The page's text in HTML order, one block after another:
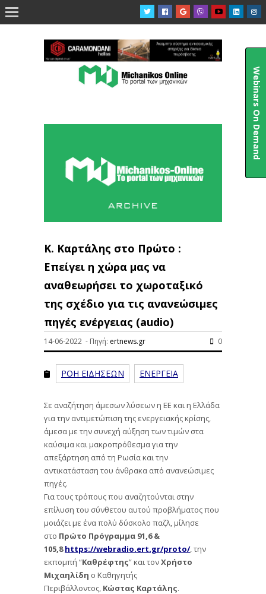

Κ. Καρτάλης στο Πρώτο :
Επείγει η χώρα μας να
αναθεωρήσει το χωροταξικό
της σχέδιο για τις ανανεώσιμες
πηγές ενέργειας (audio)
14-06-2022 - Πηγή: ertnews.gr 0
ΡΟΗ ΕΙΔΗΣΕΩΝ ΕΝΕΡΓΕΙΑ
Σε αναζήτηση άμεσων λύσεων η ΕΕ και η Ελλάδα
για την αντιμετώπιση της ενεργειακής κρίσης,
άμεσα με την συνεχή αύξηση των τιμών στα
καύσιμα και μακροπρόθεσμα για την
απεξάρτηση από τη Ρωσία και την
αντικατάσταση του άνθρακα από ανανεώσιμες
πηγές.
Για τους τρόπους που αναζητούνται στην
επίλυση του σύνθετου αυτού προβλήματος που
μοιάζει με ένα πολύ δύσκολο παζλ, μίλησε
στο Πρώτο Πρόγραμμα 91,6 &
105,8https://webradio.ert.gr/proto/, την
εκπομπή “Καθρέφτης” και τονΧρήστο
Μιχαηλίδη ο Καθηγητής
Περιβάλλοντος, Κώστας Καρτάλης.
Webinars On Demand